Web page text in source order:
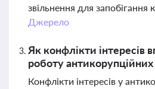
звільнення для запобігання
Джерело
Як конфлікти інтересів
роботу антикорупційних
Конфлікти інтересів у